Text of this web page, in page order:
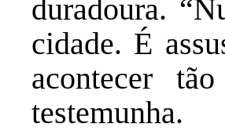
duradoura.
cidade. É
acontecer
testemunha.